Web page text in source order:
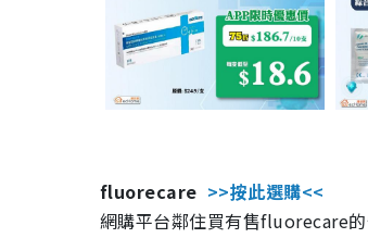
fluorecare >>按此選購<<
網購平台鄰住買有售fluorecare